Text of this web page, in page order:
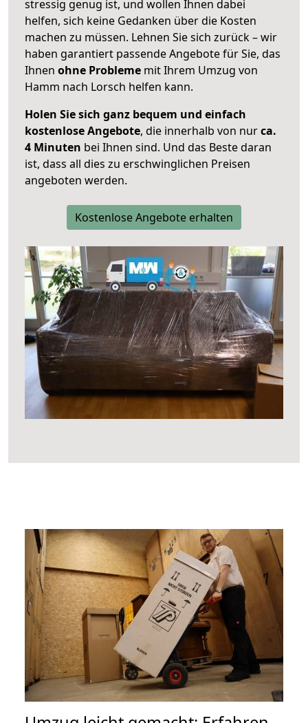
stressig genug ist, und wollen Ihnen dabei
helfen, sich keine Gedanken über die Kosten
machen zu müssen. Lehnen Sie sich zurück – wir
haben garantiert passende Angebote für Sie, das
Ihnen ohne Probleme mit Ihrem Umzug von
Hamm nach Lorsch helfen kann.
Holen Sie sich ganz bequem und einfach
kostenlose Angebote, die innerhalb von nurca.
4 Minuten bei Ihnen sind. Und das Beste daran
ist, dass all dies zu erschwinglichen Preisen
angeboten werden.
Kostenlose Angebote erhalten